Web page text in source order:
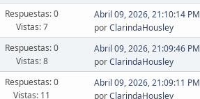
Respuestas: 0
Vistas: 7
Abril 09, 2026, 21:10:14 PM
porClarindaHousley
Respuestas: 0
Vistas: 8
Abril 09, 2026, 21:09:46 PM
porClarindaHousley
Respuestas: 0
Vistas: 11
Abril 09, 2026, 21:09:11 PM
porClarindaHousley